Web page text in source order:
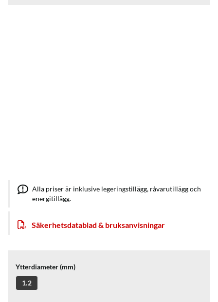
Alla priser är inklusive legeringstillägg, råvarutillägg och
energitillägg.
Säkerhetsdatablad & bruksanvisningar
Ytterdiameter (mm)
1.2